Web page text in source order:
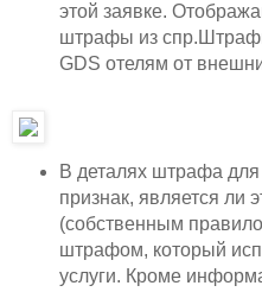
этой заявке.
штрафы из
GDS отелям от
В деталях штрафа для
признак, является ли
(собственным
штрафом, который
услуги. Кроме